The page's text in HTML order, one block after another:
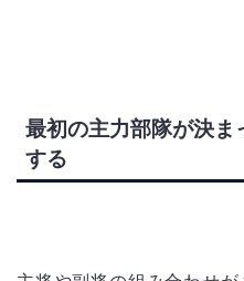
最初の主力部隊が決ま
する